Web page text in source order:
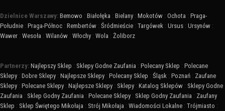
Dzielnice Warszawy: Bemowo : Białołęka : Bielany : Mokotów : Ochota : Praga-
Południe : Praga-Północ : Rembertów : Śródmieście : Targówek : Ursus : Ursynów :
Wawer : Wesoła : Wilanów : Włochy : Wola : Żoliborz
Partnerzy: Najlepszy Sklep : Sklepy Godne Zaufania : Polecany Sklep : Polecane
Sklepy : Dobre Sklepy : Najlepsze Sklepy : Polecany Sklep : Śląsk : Poznań : Zaufane
Sklepy : Polecane Sklepy : Najlepsze Sklepy : Sklepy : Katalog Sklepów : Sklepy Godne
Zaufania : Sklep Godny Zaufania : Polecane Sklepy : Sklep Godny Zaufania : Zaufany
Sklep : Sklep Świętego Mikołaja : Strój Mikołaja : Wiadomości Lokalne : Trójmiasto :